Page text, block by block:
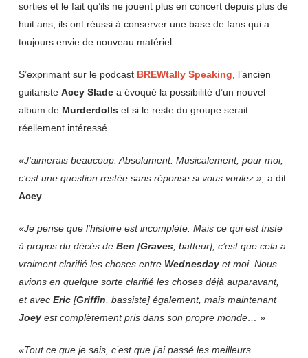
sorties et le fait qu’ils ne jouent plus en concert depuis plus de
huit ans, ils ont réussi à conserver une base de fans qui a
toujours envie de nouveau matériel.
S’exprimant sur le podcast BREWtally Speaking , l’ancien
guitariste Acey Sladea évoqué la possibilité d’un nouvel
album de Murderdolls et si le reste du groupe serait
réellement intéressé.
«J’aimerais beaucoup. Absolument. Musicalement, pour moi,
c’est une question restée sans réponse si vous voulez », a dit
Acey.
«Je pense que l’histoire est incomplète. Mais ce qui est triste
à propos du décès de Ben [Graves, batteur], c’est que cela a
vraiment clarifié les choses entre Wednesdayet moi. Nous
avions en quelque sorte clarifié les choses déjà auparavant,
et avec Eric[Griffin , bassiste] également, mais maintenant
Joeyest complètement pris dans son propre monde… »
«Tout ce que je sais, c’est que j’ai passé les meilleurs